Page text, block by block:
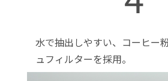
水で抽出しやすい、コーヒー
ュフィルターを採用。